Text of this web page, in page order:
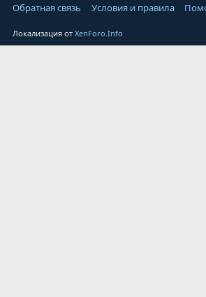
Обратная связь
Условия и правила
Локализация отXenForo.Info